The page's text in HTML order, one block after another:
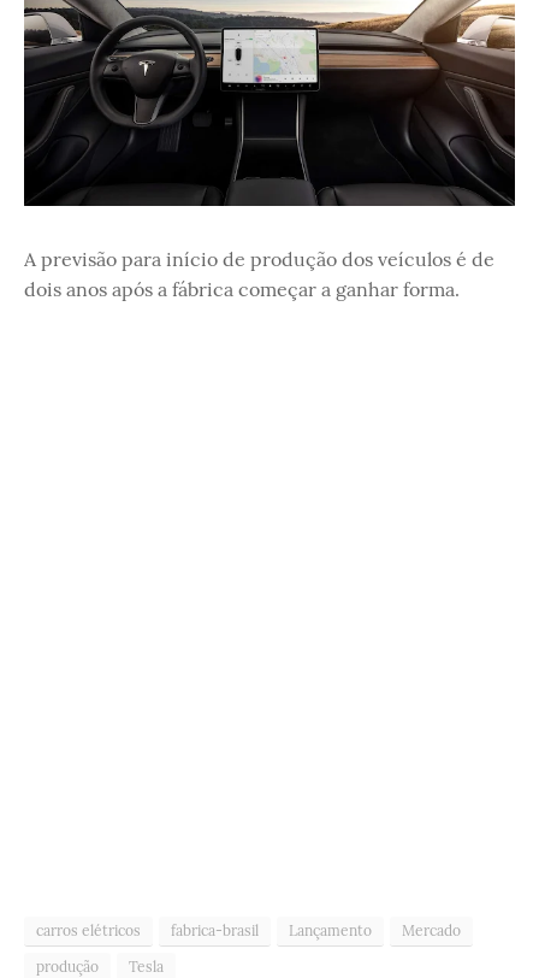
A previsão para início de produção dos veículos é de
dois anos após a fábrica começar a ganhar forma.
carros elétricos fabrica-brasil Lançamento
Mercado
produção
Tesla